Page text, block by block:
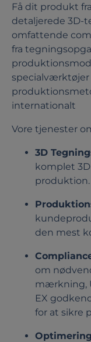
Få dit produkt
detaljerede 3D-
omfattende
fra
internationalt
Vore tjenester
3D
komplet
produktion.
den mest
om
mærkning,
EX
for at sikre